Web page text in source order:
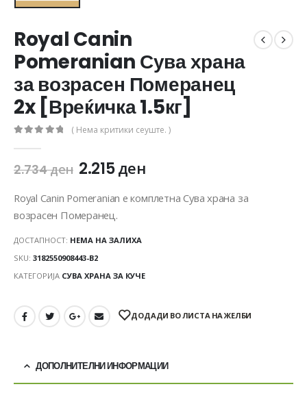
Royal Canin
Pomeranian Сува храна
за возрасен Померанец
2x [Вреќичка 1.5кг]
( Нема критики сеуште. )
2.734ден 2.215ден
Royal Canin Pomeranian е комплетна Сува храна за
возрасен Померанец.
ДОСТАПНОСТ: НЕМА НА ЗАЛИХА
SKU: 3182550908443-B2
КАТЕГОРИЈА СУВА ХРАНА ЗА КУЧЕ
ДОДАДИ ВО ЛИСТА НА ЖЕЛБИ
ДОПОЛНИТЕЛНИ ИНФОРМАЦИИ